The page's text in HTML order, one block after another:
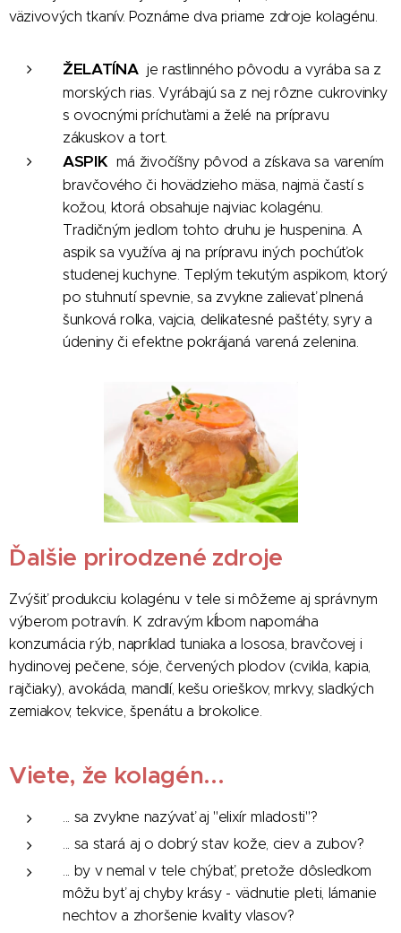
väzivových tkanív. Poznáme dva priame zdroje kolagénu.
ŽELATÍNA je rastlinného pôvodu a vyrába sa z
morských rias. Vyrábajú sa z nej rôzne cukrovinky
s ovocnými príchuťami a želé na prípravu
zákuskov a tort.
ASPIK má živočíšny pôvod a získava sa varením
bravčového či hovädzieho mäsa, najmä častí s
kožou, ktorá obsahuje najviac kolagénu.
Tradičným jedlom tohto druhu je huspenina. A
aspik sa využíva aj na prípravu iných pochúťok
studenej kuchyne. Teplým tekutým aspikom, ktorý
po stuhnutí spevnie, sa zvykne zalievať plnená
šunková rolka, vajcia, delikatesné paštéty, syry a
údeniny či efektne pokrájaná varená zelenina.
Ďalšie prirodzené zdroje
Zvýšiť produkciu kolagénu v tele si môžeme aj správnym
výberom potravín. K zdravým kĺbom napomáha
konzumácia rýb, napríklad tuniaka a lososa, bravčovej i
hydinovej pečene, sóje, červených plodov (cvikla, kapia,
rajčiaky), avokáda, mandlí, kešu orieškov, mrkvy, sladkých
zemiakov, tekvice, špenátu a brokolice.
Viete, že kolagén...
... sa zvykne nazývať aj "elixír mladosti"?
... sa stará aj o dobrý stav kože, ciev a zubov?
... by v nemal v tele chýbať, pretože dôsledkom
môžu byť aj chyby krásy - vädnutie pleti, lámanie
nechtov a zhoršenie kvality vlasov?